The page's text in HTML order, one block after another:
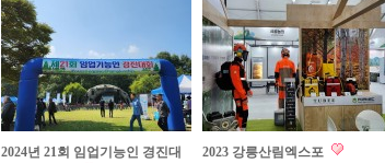
2024년 21회 임업기능인 경진대
2023 강릉산림엑스포